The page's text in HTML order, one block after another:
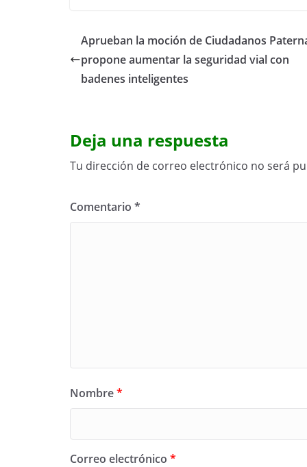
Aprueban la moción de Ciudadanos
propone aumentar la seguridad vial con
badenes inteligentes
Deja una respuesta
Tu dirección de correo electrónico no será
Comentario *
Nombre*
Correo electrónico *